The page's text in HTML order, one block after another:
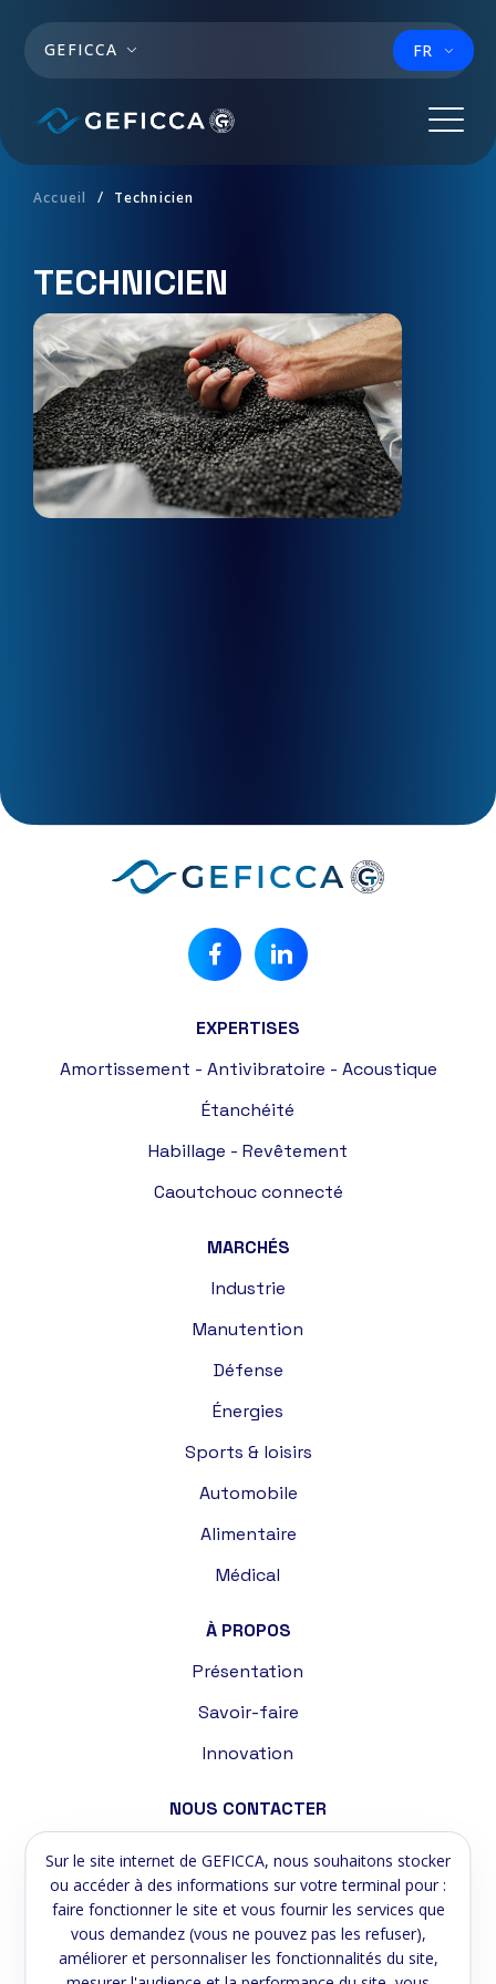
GEFICCA FR
Accueil Technicien
TECHNICIEN
EXPERTISES
Amortissement - Antivibratoire - Acoustique
Étanchéité
Habillage - Revêtement
Caoutchouc connecté
MARCHÉS
Industrie
Manutention
Défense
Énergies
Sports & loisirs
Automobile
Alimentaire
Médical
À PROPOS
Présentation
Savoir-faire
Innovation
NOUS CONTACTER
Allée des entrepreneurs –
ZI le Tremblat
58200 Cosne-sur-Loire
Tél : +33 3 86 39 59 75
Sur le site internet de GEFICCA, nous souhaitons stocker
ou accéder à des informations sur votre terminal pour :
faire fonctionner le site et vous fournir les services que
vous demandez (vous ne pouvez pas les refuser),
améliorer et personnaliser les fonctionnalités du site,